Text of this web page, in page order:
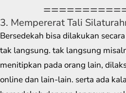
3. Mempererat Tali
Bersedekah bisa dilakukan
tak langsung. tak langsung
menitipkan pada orang lain,
online dan lain-lain. serta ada